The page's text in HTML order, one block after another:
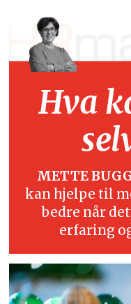
Hva
METTE
kan hjelpe til
bedre når
erfaring